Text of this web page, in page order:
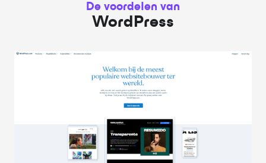
De voordelen van
WordPress